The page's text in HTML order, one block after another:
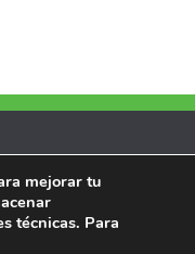
mejorar tu
técnicas. Para